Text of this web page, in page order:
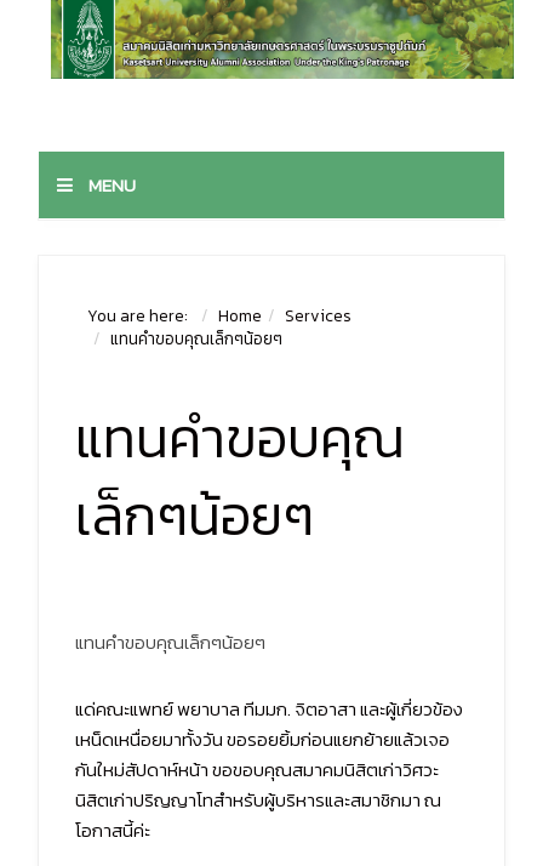
MENU
You are here: Home
Services
แทนคำขอบคุณเล็กๆน้อยๆ
แทนคำขอบคุณ
เล็กๆน้อยๆ
แทนคำขอบคุณเล็กๆน้อยๆ
แด่คณะแพทย์ พยาบาล ทีมมก. จิตอาสา และผู้เกี่ยวข้อง
เหน็ดเหนื่อยมาทั้งวัน ขอรอยยิ้มก่อนแยกย้ายแล้วเจอ
กันใหม่สัปดาห์หน้า ขอขอบคุณสมาคมนิสิตเก่าวิศวะ
นิสิตเก่าปริญญาโทสำหรับผู้บริหารและสมาชิกมา ณ
โอกาสนี้ค่ะ